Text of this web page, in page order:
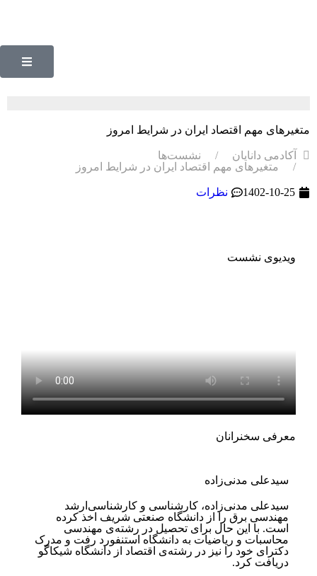
متغیرهای مهم اقتصاد ایران در شرایط امروز
آکادمی دانایان
نشست‌ها
متغیرهای مهم اقتصاد ایران در شرایط امروز
1402-10-25 نظرات
ویدیوی نشست
معرفی سخنرانان
سید‌علی مدنی‌زاده
سیدعلی مدنی‌زاده، کارشناسی و کارشناسی‌ارشد
مهندسی برق را از دانشگاه صنعتی شریف اخذ کرده
است. با این حال برای ‏تحصیل در رشته‌ی مهندسی
محاسبات و ریاضیات به دانشگاه استنفورد رفت و مدرک
دکترای خود را نیز در رشته‌ی اقتصاد از ‏دانشگاه شیکاگو
دریافت کرد.